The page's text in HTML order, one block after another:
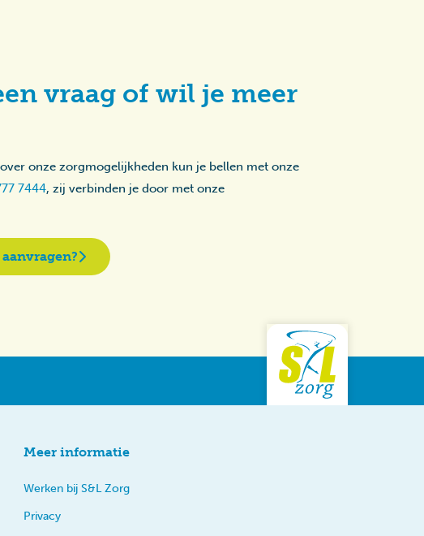
vraag of wil je meer
onze zorgmogelijkheden kun je bellen met onze
7444, zij verbinden je door met onze
Meer informatie
Werken bij S&L Zorg
Privacy